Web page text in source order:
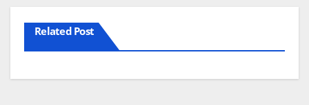
Related Post